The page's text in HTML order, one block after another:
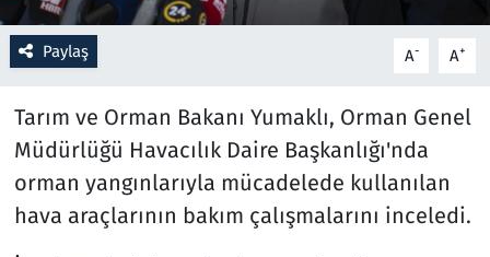
Paylaş A- A+
Tarım ve Orman Bakanı Yumaklı, Orman Genel
Müdürlüğü Havacılık Daire Başkanlığı'nda
orman yangınlarıyla mücadelede kullanılan
hava araçlarının bakım çalışmalarını inceledi.
Spor
Teknoloji ve Bilim
Televizyon